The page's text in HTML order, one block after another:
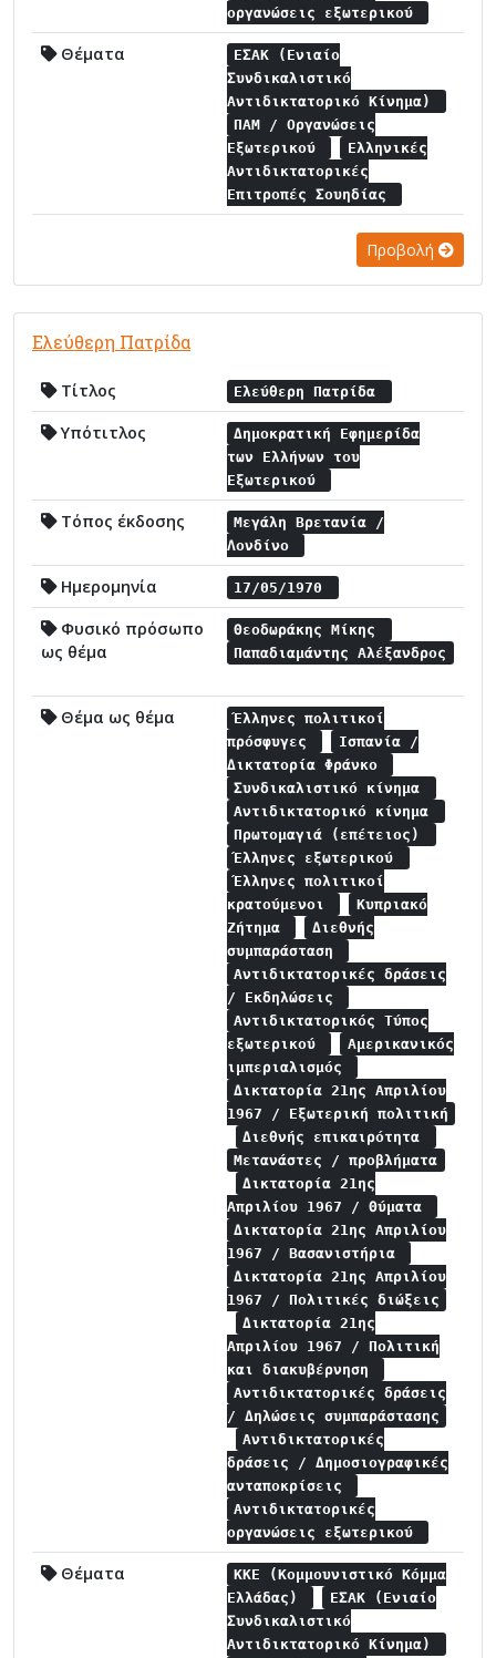
οργανώσεις εξωτερικού
Θέματα
ΕΣΑΚ (Ενιαίο
Συνδικαλιστικό
Αντιδικτατορικό Κίνημα)
ΠΑΜ / Οργανώσεις
Εξωτερικού
Ελληνικές
Αντιδικτατορικές
Επιτροπές Σουηδίας
Προβολή
Ελεύθερη Πατρίδα
Τίτλος Ελεύθερη Πατρίδα
Υπότιτλος
Δημοκρατική Εφημερίδα
των Ελλήνων του
Εξωτερικού
Τόπος έκδοσης
Μεγάλη Βρετανία /
Λονδίνο
Ημερομηνία 17/05/1970
Φυσικό πρόσωπο
ως θέμα
Θεοδωράκης Μίκης
Παπαδιαμάντης Αλέξανδρος
Θέμα ως θέμα
Έλληνες πολιτικοί
πρόσφυγες
Ισπανία /
Δικτατορία Φράνκο
Συνδικαλιστικό κίνημα
Αντιδικτατορικό κίνημα
Πρωτομαγιά (επέτειος)
Έλληνες εξωτερικού
Έλληνες πολιτικοί
κρατούμενοι
Κυπριακό
Ζήτημα
Διεθνής
συμπαράσταση
Αντιδικτατορικές δράσεις
/ Εκδηλώσεις
Αντιδικτατορικός Τύπος
εξωτερικού
Αμερικανικός
ιμπεριαλισμός
Δικτατορία 21ης Απριλίου
1967 / Εξωτερική πολιτική
Διεθνής επικαιρότητα
Μετανάστες / προβλήματα
Δικτατορία 21ης
Απριλίου 1967 / Θύματα
Δικτατορία 21ης Απριλίου
1967 / Βασανιστήρια
Δικτατορία 21ης Απριλίου
1967 / Πολιτικές διώξεις
Δικτατορία 21ης
Απριλίου 1967 / Πολιτική
και διακυβέρνηση
Αντιδικτατορικές δράσεις
/ Δηλώσεις συμπαράστασης
Αντιδικτατορικές
δράσεις / Δημοσιογραφικές
ανταποκρίσεις
Αντιδικτατορικές
οργανώσεις εξωτερικού
Θέματα
ΚΚΕ (Κομμουνιστικό Κόμμα
Ελλάδας)
ΕΣΑΚ (Ενιαίο
Συνδικαλιστικό
Αντιδικτατορικό Κίνημα)